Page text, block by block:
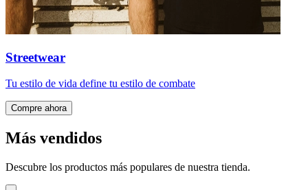
Streetwear
Tu estilo de vida define tu estilo de combate
Compre ahora
Más vendidos
Descubre los productos más populares de nuestra tienda.